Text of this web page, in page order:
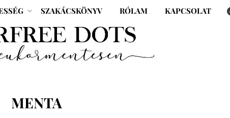
SZAKÁCSKÖNYV RÓLAM KAPCSOLAT
CÍMKE
:
MENTA